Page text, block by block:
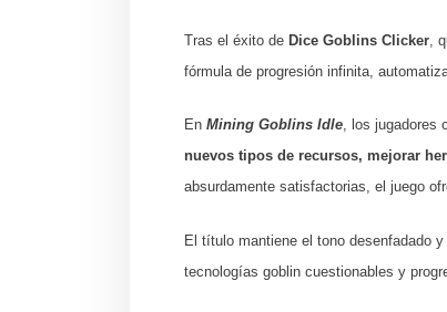
Tras el éxito deDice Goblins Clicker ,
fórmula de progresión infinita,
EnMining Goblins Idle, los jugadores
nuevos tipos de recursos, mejorar
absurdamente satisfactorias, el juego
El título mantiene el tono desenfadado
tecnologías goblin cuestionables y